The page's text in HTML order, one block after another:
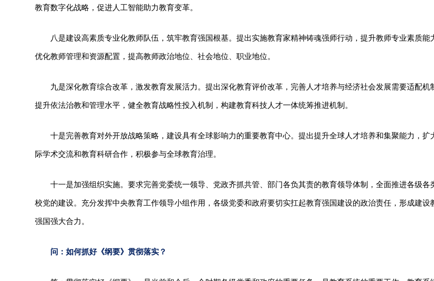
教育数字化战略，促进人工智能助力教育变革。
八是建设高素质专业化教师队伍，筑牢教育强国根基。提出实施教育家精神铸魂强师行动，提升教师专业素质能
优化教师管理和资源配置，提高教师政治地位、社会地位、职业地位。
九是深化教育综合改革，激发教育发展活力。提出深化教育评价改革，完善人才培养与经济社会发展需要适配机
提升依法治教和管理水平，健全教育战略性投入机制，构建教育科技人才一体统筹推进机制。
十是完善教育对外开放战略策略，建设具有全球影响力的重要教育中心。提出提升全球人才培养和集聚能力，扩
际学术交流和教育科研合作，积极参与全球教育治理。
十一是加强组织实施。要求完善党委统一领导、党政齐抓共管、部门各负其责的教育领导体制，全面推进各级各
校党的建设。充分发挥中央教育工作领导小组作用，各级党委和政府要切实扛起教育强国建设的政治责任，形成建设
强国强大合力。
问：如何抓好《纲要》贯彻落实？